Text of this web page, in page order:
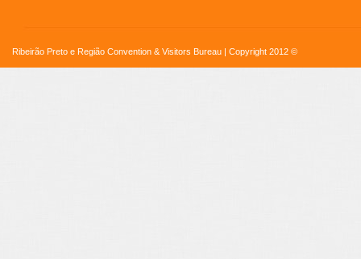
Ribeirão Preto e Região Convention & Visitors Bureau | Copyright 2012 ©